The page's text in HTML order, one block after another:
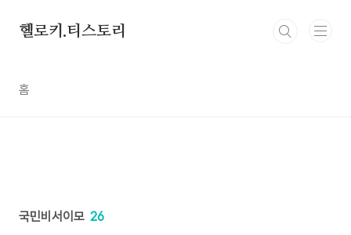
헬로키.티스토리
홈
국민비서이모 26